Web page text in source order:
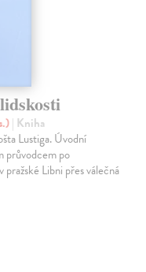
| Kniha
Lustiga. Úvodní
průvodcem po
Libni přes válečná